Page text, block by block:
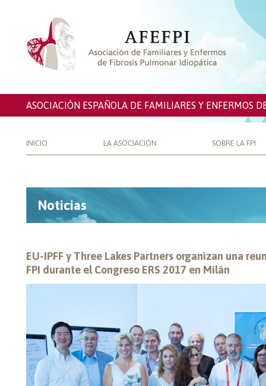
ASOCIACIÓN ESPAÑOLA DE FAMILIARES Y ENFERMOS
INICIO LA ASOCIACIÓN SOBRE LA FPI
Noticias
EU-IPFF y Three Lakes Partners organizan una
FPI durante el Congreso ERS 2017 en Milán